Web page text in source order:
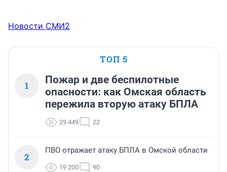
Новости СМИ2
ТОП 5
1
Пожар и две беспилотные
опасности: как Омская область
пережила вторую атаку БПЛА
29 449 22
2
ПВО отражает атаку БПЛА в Омской области
19 200 90